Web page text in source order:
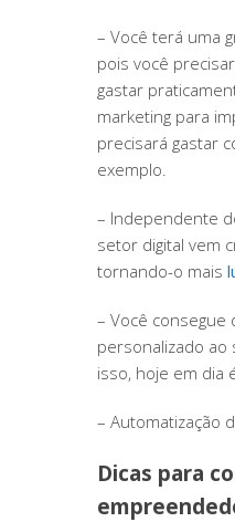
– Você terá uma
pois você
gastar
marketing para
precisará gastar
exemplo.
– Independente
setor digital vem
tornando-o mais
– Você
personalizado ao
isso, hoje em dia
– Automatização
Dicas para